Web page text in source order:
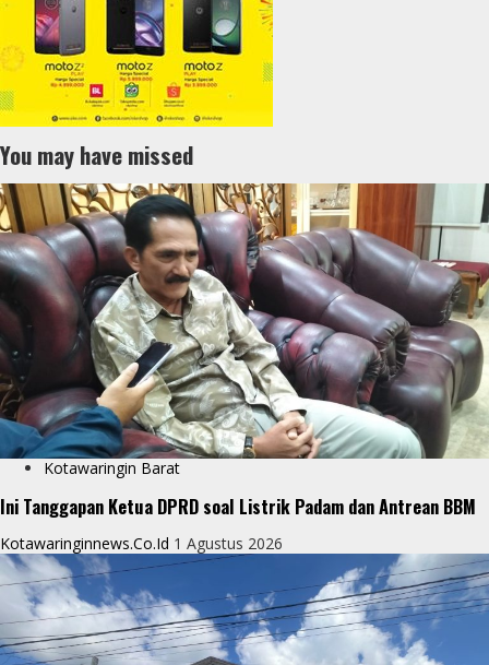
You may have missed
Kotawaringin Barat
Ini Tanggapan Ketua DPRD soal Listrik Padam dan Antrean BBM
Kotawaringinnews.co.id 1 Agustus 2026